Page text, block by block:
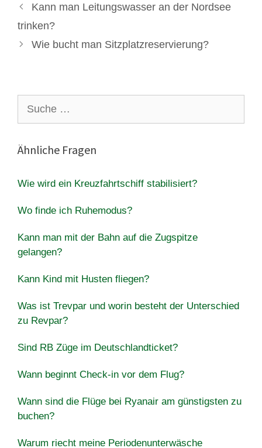
Kann man Leitungswasser an der Nordsee
trinken?
Wie bucht man Sitzplatzreservierung?
nach:
Ähnliche Fragen
Wie wird ein Kreuzfahrtschiff stabilisiert?
Wo finde ich Ruhemodus?
Kann man mit der Bahn auf die Zugspitze
gelangen?
Kann Kind mit Husten fliegen?
Was ist Trevpar und worin besteht der Unterschied
zu Revpar?
Sind RB Züge im Deutschlandticket?
Wann beginnt Check-in vor dem Flug?
Wann sind die Flüge bei Ryanair am günstigsten zu
buchen?
Warum riecht meine Periodenunterwäsche